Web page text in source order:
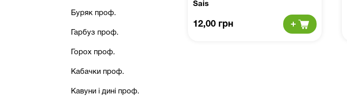
Буряк проф.
Гарбуз проф.
Горох проф.
Кабачки проф.
Кавуни і дині проф.
Sais
12,00 грн